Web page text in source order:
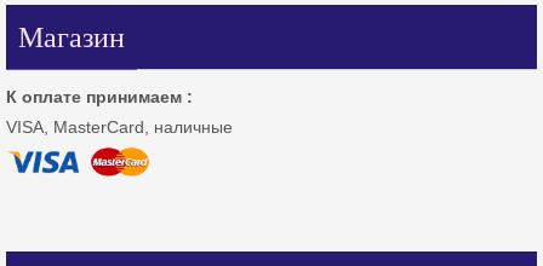
Магазин
К оплате принимаем :
VISA, MasterCard, наличные